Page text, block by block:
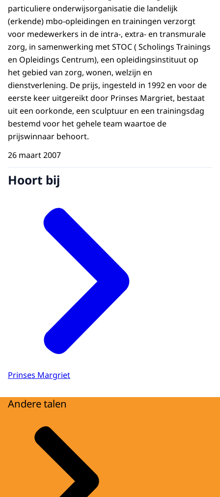
particuliere onderwijsorganisatie die landelijk
(erkende) mbo-opleidingen en trainingen verzorgt
voor medewerkers in de intra-, extra- en transmurale
zorg, in samenwerking met STOC ( Scholings Trainings
en Opleidings Centrum), een opleidingsinstituut op
het gebied van zorg, wonen, welzijn en
dienstverlening. De prijs, ingesteld in 1992 en voor de
eerste keer uitgereikt door Prinses Margriet, bestaat
uit een oorkonde, een sculptuur en een trainingsdag
bestemd voor het gehele team waartoe de
prijswinnaar behoort.
26 maart 2007
Hoort bij
Prinses Margriet
Andere talen